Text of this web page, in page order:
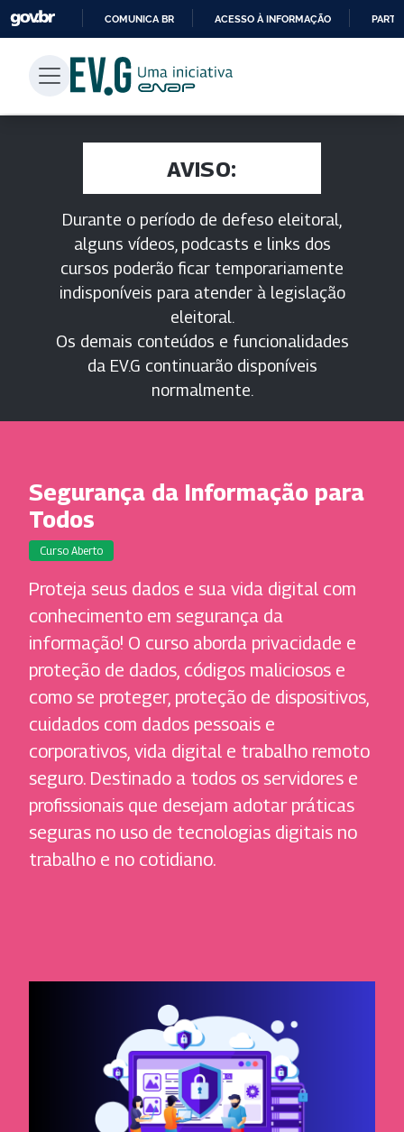
PARA
CONTEÚDO
COMUNICA BR ACESSO À INFORMAÇÃO
AVISO:
Durante o período de defeso eleitoral,
alguns vídeos, podcasts e links dos
cursos poderão ficar temporariamente
indisponíveis para atender à legislação
eleitoral.
Os demais conteúdos e funcionalidades
da EV.G continuarão disponíveis
normalmente.
Segurança da Informação para
Todos
Curso Aberto
Proteja seus dados e sua vida digital com
conhecimento em segurança da
informação! O curso aborda privacidade e
proteção de dados, códigos maliciosos e
como se proteger, proteção de dispositivos,
cuidados com dados pessoais e
corporativos, vida digital e trabalho remoto
seguro. Destinado a todos os servidores e
profissionais que desejam adotar práticas
seguras no uso de tecnologias digitais no
trabalho e no cotidiano.